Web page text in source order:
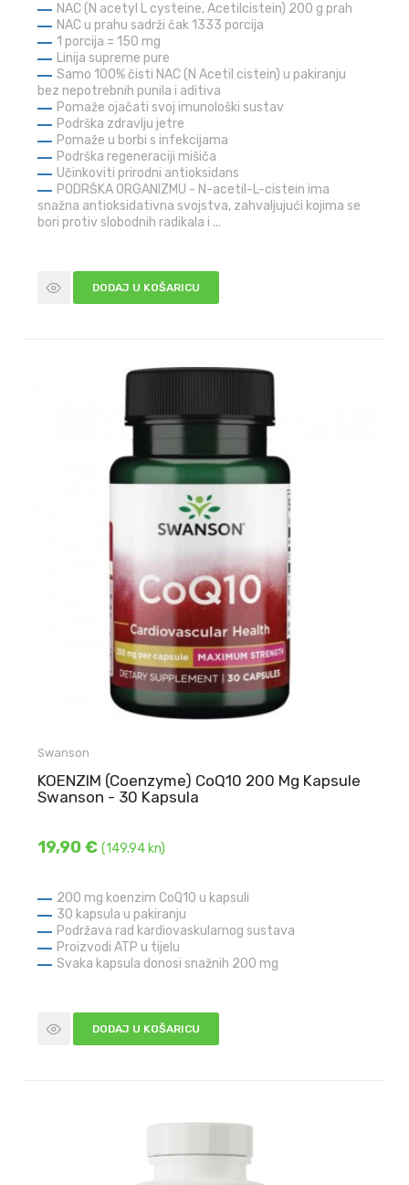
NAC (N acetyl L cysteine, Acetilcistein) 200 g prah
NAC u prahu sadrži čak 1333 porcija
1 porcija = 150 mg
Linija supreme pure
Samo 100% čisti NAC (N Acetil cistein) u pakiranju
bez nepotrebnih punila i aditiva
Pomaže ojačati svoj imunološki sustav
Podrška zdravlju jetre
Pomaže u borbi s infekcijama
Podrška regeneraciji mišiča
Učinkoviti prirodni antioksidans
PODRŠKA ORGANIZMU - N-acetil-L-cistein ima
snažna antioksidativna svojstva, zahvaljujući kojima se
bori protiv slobodnih radikala i ...
DODAJ U KOŠARICU
Swanson
KOENZIM (Coenzyme) CoQ10 200 Mg Kapsule
Swanson - 30 Kapsula
19,90 €(149.94 kn)
200 mg koenzim CoQ10 u kapsuli
30 kapsula u pakiranju
Podržava rad kardiovaskularnog sustava
Proizvodi ATP u tijelu
Svaka kapsula donosi snažnih 200 mg
DODAJ U KOŠARICU